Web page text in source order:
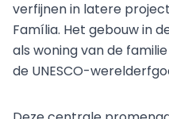
verfijnen in latere
Família. Het gebouw in
als woning van de
de UNESCO-